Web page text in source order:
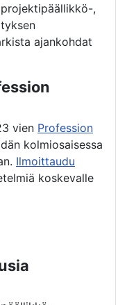
,
ajankohdat
vien Profession
kolmiosaisessa
Ilmoittaudu
koskevalle